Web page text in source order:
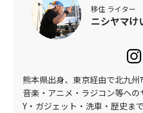
移住 ライター
ニシヤマけ
熊本県出身、東京経由で北九州
音楽・アニメ・ラジコン等へ
Y・ガジェット・洗車・歴史ま